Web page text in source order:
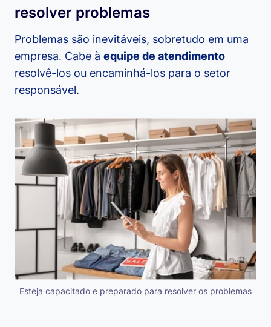
resolver problemas
Problemas são inevitáveis, sobretudo em uma
empresa. Cabe à equipe de atendimento
resolvê-los ou encaminhá-los para o setor
responsável.
Esteja capacitado e preparado para resolver os problemas